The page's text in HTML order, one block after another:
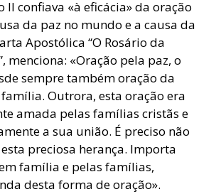
II confiava «à eficácia» da oração
da paz no mundo e a causa da
Apostólica “O Rosário da
menciona: «Oração pela paz, o
sempre também oração da
Outrora, esta oração era
amada pelas famílias cristãs e
a sua união. É preciso não
preciosa herança. Importa
família e pelas famílias,
desta forma de oração».